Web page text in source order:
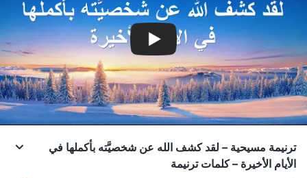
ترنيمة مسيحية – لقد كشف الله عن شخصيَّته بأكملها في
الأيام الأخيرة – كلمات ترنيمة